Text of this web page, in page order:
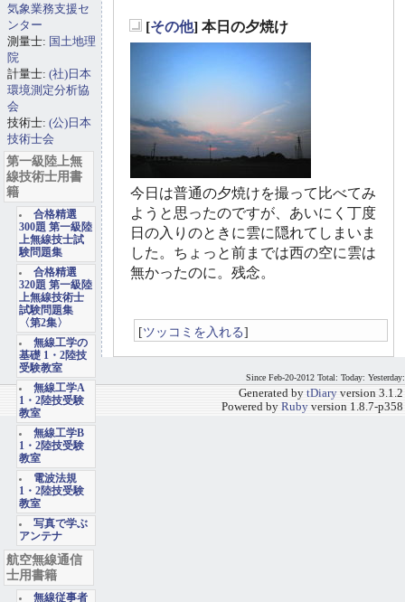
[その他] 本日の夕焼け
今日は普通の夕焼けを撮って比べてみ
ようと思ったのですが、あいにく丁度
日の入りのときに雲に隠れてしまいま
した。ちょっと前までは西の空に雲は
無かったのに。残念。
[ツッコミを入れる]
気象業務支援セ
ンター
測量士: 国土地理
院
計量士: (社)日本
環境測定分析協
会
技術士: (公)日本
技術士会
第一級陸上無
線技術士用書
籍
合格精選
300題 第一級陸
上無線技士試
験問題集
合格精選
320題 第一級陸
上無線技術士
試験問題集
〈第2集〉
無線工学の
基礎 1・2陸技
受験教室
無線工学A
1・2陸技受験
教室
無線工学B
1・2陸技受験
教室
電波法規
1・2陸技受験
教室
写真で学ぶ
アンテナ
航空無線通信
士用書籍
無線従事者
Since Feb-20-2012 Total: Today: Yesterday:
Generated by tDiary version 3.1.2
Powered by Ruby version 1.8.7-p358